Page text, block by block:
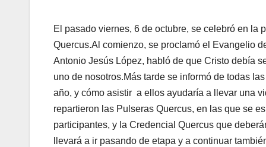
El pasado viernes, 6 de octubre, se celebró en
Quercus.Al comienzo, se proclamó el Evangelio
Antonio Jesús López, habló de que Cristo debía
uno de nosotros.Más tarde se informó de todas
año, y cómo asistir a ellos ayudaría a llevar una
repartieron las Pulseras Quercus, en las que se
participantes, y la Credencial Quercus que
llevará a ir pasando de etapa y a continuar